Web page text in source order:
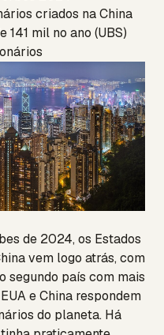
criados na China
mil no ano (UBS)
de 2024, os Estados
vem logo atrás, com
segundo país com mais
e China respondem
do planeta. Há